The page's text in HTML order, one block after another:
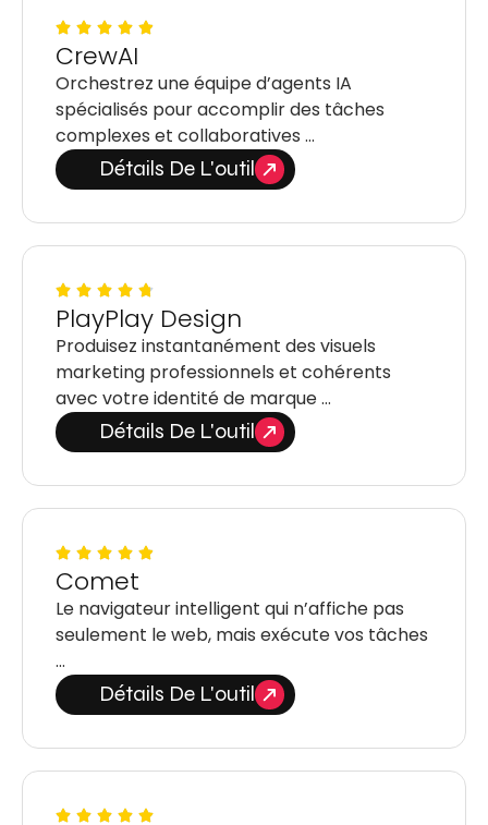
CrewAI
Orchestrez une équipe d’agents IA
spécialisés pour accomplir des tâches
complexes et collaboratives …
Détails De L'outil
PlayPlay Design
Produisez instantanément des visuels
marketing professionnels et cohérents
avec votre identité de marque …
Détails De L'outil
Comet
Le navigateur intelligent qui n’affiche pas
seulement le web, mais exécute vos tâches
…
Détails De L'outil